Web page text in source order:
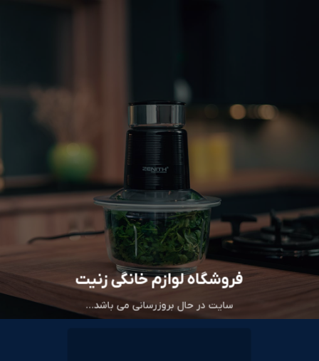
فروشگاه لوازم خانگی زنیت
سایت در حال بروزرسانی می باشد…